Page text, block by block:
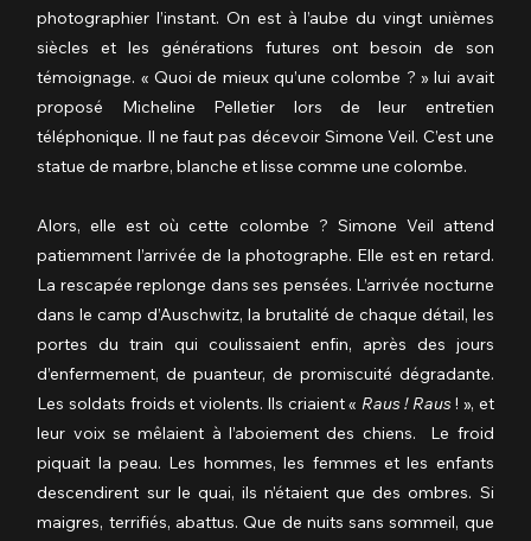
photographier l’instant. On est à l’aube du vingt unièmes
siècles et les générations futures ont besoin de son
témoignage. « Quoi de mieux qu’une colombe ? » lui avait
proposé Micheline Pelletier lors de leur entretien
téléphonique. Il ne faut pas décevoir Simone Veil. C’est une
statue de marbre, blanche et lisse comme une colombe.
Alors, elle est où cette colombe ? Simone Veil attend
patiemment l’arrivée de la photographe. Elle est en retard.
La rescapée replonge dans ses pensées. L’arrivée nocturne
dans le camp d’Auschwitz, la brutalité de chaque détail, les
portes du train qui coulissaient enfin, après des jours
d’enfermement, de puanteur, de promiscuité dégradante.
Les soldats froids et violents. Ils criaient « Raus ! Raus ! », et
leur voix se mêlaient à l’aboiement des chiens.  Le froid
piquait la peau. Les hommes, les femmes et les enfants
descendirent sur le quai, ils n’étaient que des ombres. Si
maigres, terrifiés, abattus. Que de nuits sans sommeil, que